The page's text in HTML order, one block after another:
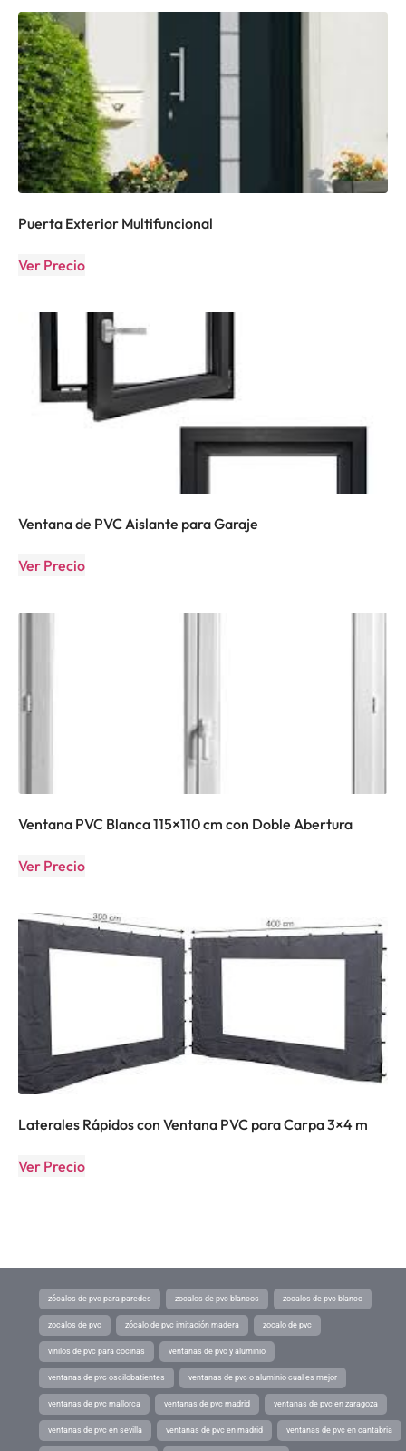
Puerta Exterior Multifuncional
Ver Precio
Ventana de PVC Aislante para Garaje
Ver Precio
Ventana PVC Blanca 115×110 cm con Doble Abertura
Ver Precio
Laterales Rápidos con Ventana PVC para Carpa 3×4 m
Ver Precio
zócalos de pvc para paredes zocalos de pvc blancos zocalos de pvc blanco
zocalos de pvc zócalo de pvc imitación madera zocalo de pvc
vinilos de pvc para cocinas ventanas de pvc y aluminio
ventanas de pvc oscilobatientes ventanas de pvc o aluminio cual es mejor
ventanas de pvc mallorca ventanas de pvc madrid ventanas de pvc en zaragoza
ventanas de pvc en sevilla ventanas de pvc en madrid ventanas de pvc en cantabria